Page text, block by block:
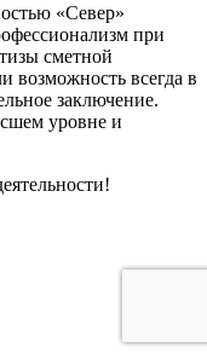
«Север»
при
сметной
возможность всегда в
заключение.
уровне и